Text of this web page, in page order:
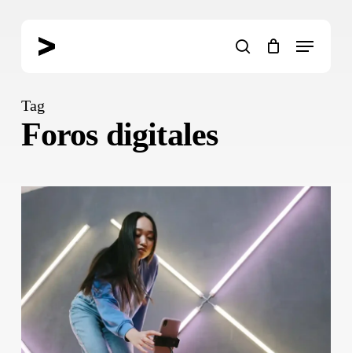
search
Menu
Tag
Foros digitales